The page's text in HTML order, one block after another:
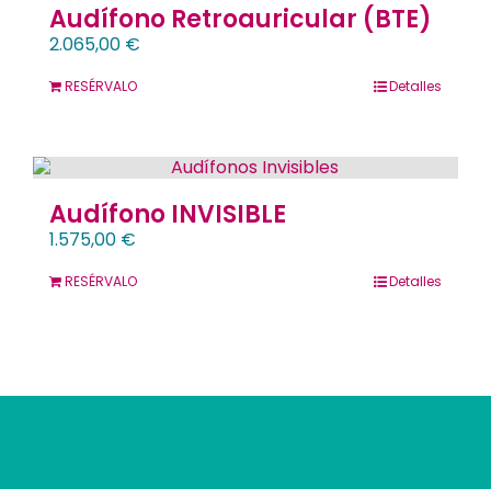
Audífono Retroauricular (BTE)
2.065,00 €
RESÉRVALO Detalles
Audífono INVISIBLE
1.575,00 €
RESÉRVALO Detalles